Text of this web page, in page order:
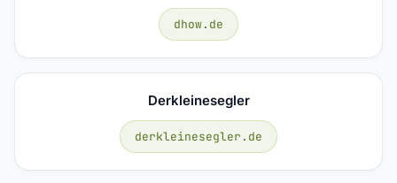
dhow.de
Derkleinesegler
derkleinesegler.de